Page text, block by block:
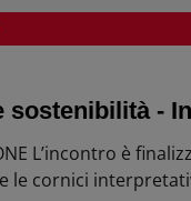
sostenibilità -
L’incontro è
le cornici